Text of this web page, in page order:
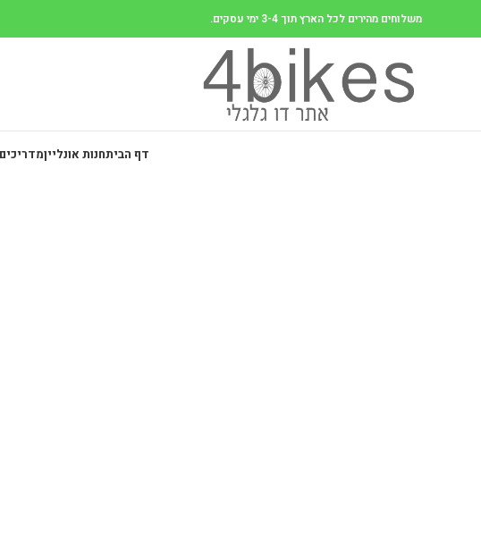
משלוחים מהירים לכל הארץ תוך 3-4 ימי עסקים.
דף הביתחנות אונלייןמדריכים